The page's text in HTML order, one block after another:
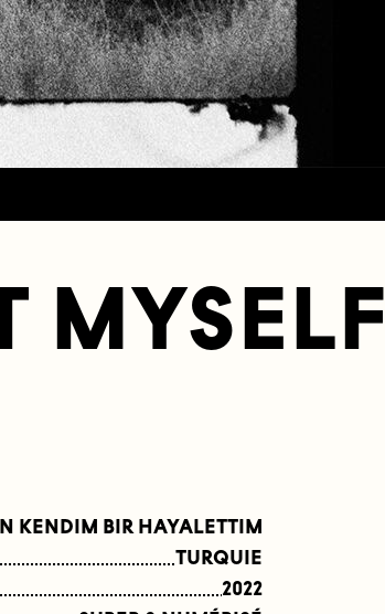
MYSELF
KENDIM BIR HAYALETTIM
TURQUIE
2022